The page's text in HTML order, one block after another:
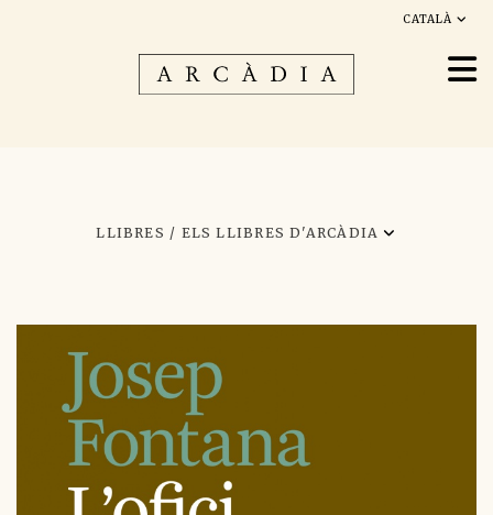
CATALÀ
LLIBRES / ELS LLIBRES D'ARCÀDIA